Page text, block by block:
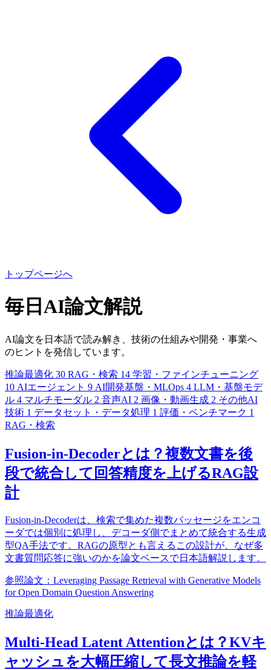
トップページへ
毎日AI論文解説
AI論文を日本語で読み解き、技術の仕組みや開発・事業へ
のヒントを発信しています。
推論最適化 30 RAG・検索 14 学習・ファインチューニング
10 AIエージェント 9 AI開発基盤・MLOps 4 LLM・基盤モデ
ル 4 マルチモーダル 2 音声AI 2 画像・動画生成 2 その他AI
技術 1 データセット・データ処理 1 評価・ベンチマーク 1
RAG・検索
Fusion-in-Decoderとは？複数文書を後
段で統合して回答精度を上げるRAG設
計
Fusion-in-Decoderは、検索で集めた複数パッセージをエンコ
ーダでは個別に処理し、デコーダ側でまとめて統合する生成
型QA手法です。RAGの原型とも言えるこの設計が、なぜ多
文書質問応答に強いのかを論文ベースで日本語解説します。
参照論文：Leveraging Passage Retrieval with Generative Models
for Open Domain Question Answering
推論最適化
Multi-Head Latent Attentionとは？KVキ
ャッシュを大幅圧縮して長文推論を軽